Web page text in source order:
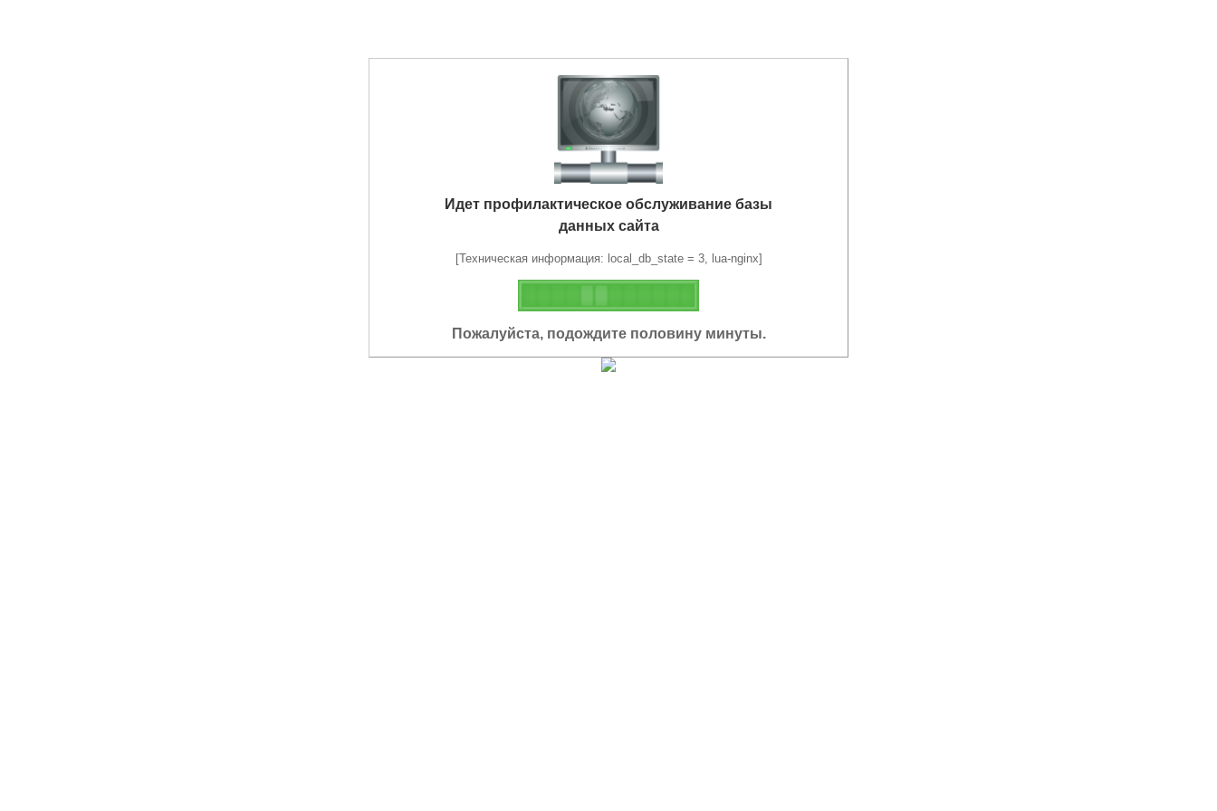
Идет профилактическое обслуживание базы
данных сайта
[Техническая информация: local_db_state = 3, lua-nginx]
Пожалуйста, подождите половину минуты.